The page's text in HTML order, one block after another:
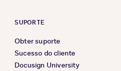
SUPORTE
Obter suporte
Sucesso do cliente
Docusign University